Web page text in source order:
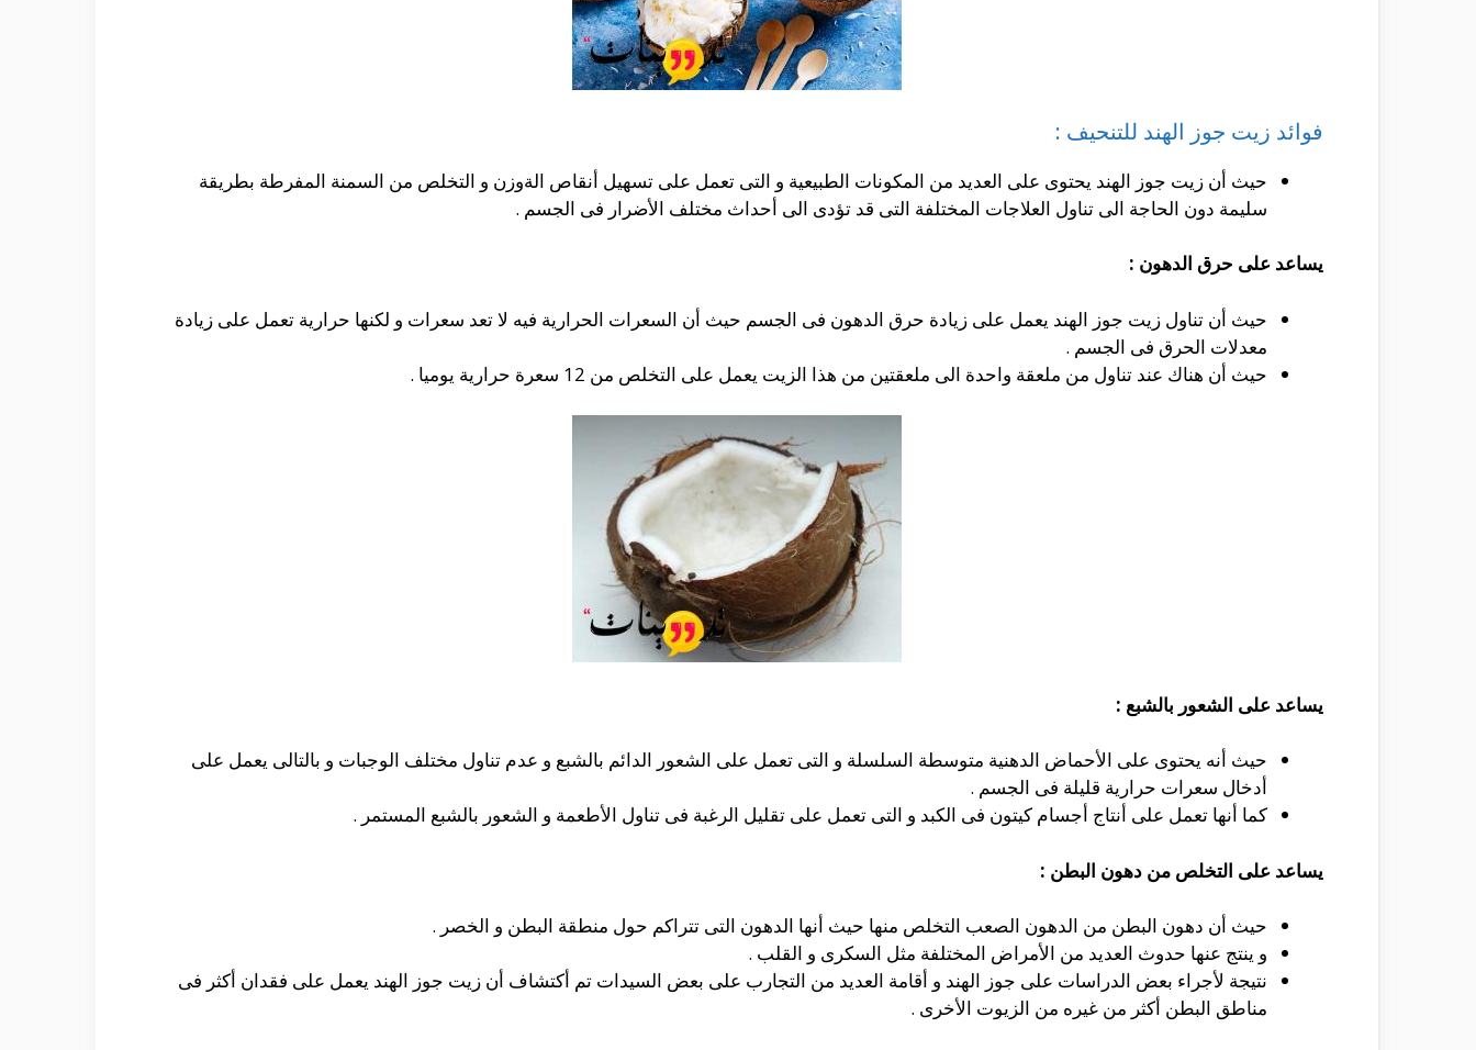
فوائد زيت جوز الهند للتنحيف :
حيث أن زيت جوز الهند يحتوى على العديد من المكونات الطبيعية و التى تعمل على تسهيل أنقاص الةوزن و التخلص من السمنة المفرطة بطريقة
سليمة دون الحاجة الى تناول العلاجات المختلفة التى قد تؤدى الى أحداث مختلف الأضرار فى الجسم .
يساعد على حرق الدهون :
حيث أن تناول زيت جوز الهند يعمل على زيادة حرق الدهون فى الجسم حيث أن السعرات الحرارية فيه لا تعد سعرات و لكنها حرارية تعمل على زيادة
معدلات الحرق فى الجسم .
حيث أن هناك عند تناول من ملعقة واحدة الى ملعقتين من هذا الزيت يعمل على التخلص من 12 سعرة حرارية يوميا .
يساعد على الشعور بالشبع :
حيث أنه يحتوى على الأحماض الدهنية متوسطة السلسلة و التى تعمل على الشعور الدائم بالشبع و عدم تناول مختلف الوجبات و بالتالى يعمل على
أدخال سعرات حرارية قليلة فى الجسم .
كما أنها تعمل على أنتاج أجسام كيتون فى الكبد و التى تعمل على تقليل الرغبة فى تناول الأطعمة و الشعور بالشبع المستمر .
يساعد على التخلص من دهون البطن :
حيث أن دهون البطن من الدهون الصعب التخلص منها حيث أنها الدهون التى تتراكم حول منطقة البطن و الخصر .
و ينتج عنها حدوث العديد من الأمراض المختلفة مثل السكرى و القلب .
نتيجة لأجراء بعض الدراسات على جوز الهند و أقامة العديد من التجارب على بعض السيدات تم أكتشاف أن زيت جوز الهند يعمل على فقدان أكثر فى
مناطق البطن أكثر من غيره من الزيوت الأخرى .